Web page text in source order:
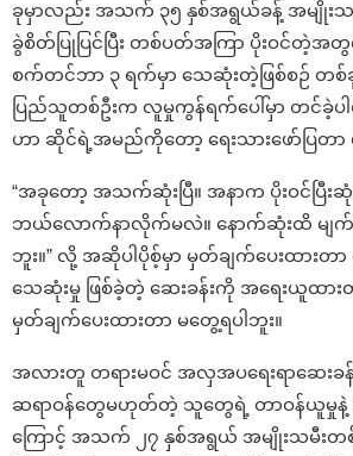
ခုမှာလည်း အသက် ၃၅ နှစ်အရွယ်ခန့် အမျိုးသမီ
ခွဲစိတ်ပြုပြင်ပြီး တစ်ပတ်အကြာ ပိုးဝင်တဲ့အ
စက်တင်ဘာ ၃ ရက်မှာ သေဆုံးတဲ့ဖြစ်စဉ် တ
ပြည်သူတစ်ဦးက လူမှုကွန်ရက်ပေါ်မှာ တင်ခဲ့
ဟာ ဆိုင်ရဲ့အမည်ကိုတော့ ရေးသားဖော်ပြတာ
“အခုတော့ အသက်ဆုံးပြီ။ အနာက ပိုးဝင်ပြီ
ဘယ်လောက်နာလိုက်မလဲ။ နောက်ဆုံးထိ မျက်
ဘူး။” လို့ အဆိုပါပိုစ့်မှာ မှတ်ချက်ပေးထားတ
သေဆုံးမှု ဖြစ်ခဲ့တဲ့ ဆေးခန်းကို အရေးယူထ
မှတ်ချက်ပေးထားတာ မတွေ့ရပါဘူး။
အလားတူ တရားမဝင် အလှအပရေးရာဆေးခ
ဆရာဝန်တွေမဟုတ်တဲ့ သူတွေရဲ့ တာဝန်ယူမှုနဲ့
ကြောင့် အသက် ၂၇ နှစ်အရွယ် အမျိုးသမီးတ